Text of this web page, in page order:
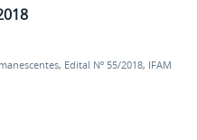
, Edital Nº 55/2018, IFAM